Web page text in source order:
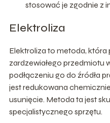
stosować je zgodnie z
Elektroliza
Elektroliza to metoda, która
zardzewiałego przedmiotu
podłączeniu go do źródła
jest redukowana
usunięcie. Metoda ta jest
specjalistycznego sprzętu.